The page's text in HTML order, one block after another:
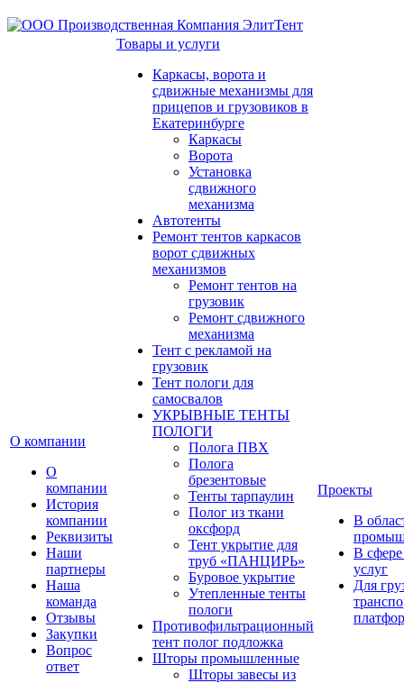
О компании
О
компании
История
компании
Реквизиты
Наши
партнеры
Наша
команда
Отзывы
Закупки
Вопрос
ответ
Товары и услуги
Каркасы, ворота и
сдвижные механизмы для
прицепов и грузовиков в
Екатеринбурге
Каркасы
Ворота
Установка
сдвижного
механизма
Автотенты
Ремонт тентов каркасов
ворот сдвижных
механизмов
Ремонт тентов на
грузовик
Ремонт сдвижного
механизма
Тент с рекламой на
грузовик
Тент пологи для
самосвалов
УКРЫВНЫЕ ТЕНТЫ
ПОЛОГИ
Полога ПВХ
Полога
брезентовые
Тенты тарпаулин
Полог из ткани
оксфорд
Тент укрытие для
труб «ПАНЦИРЬ»
Буровое укрытие
Утепленные тенты
пологи
Противофильтрационный
тент полог подложка
Шторы промышленные
Шторы завесы из
Проекты
В
В сфере
услуг
Для